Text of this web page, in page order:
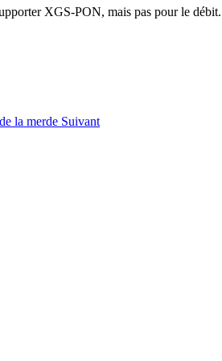
XGS-PON, mais pas pour le
la merde Suivant